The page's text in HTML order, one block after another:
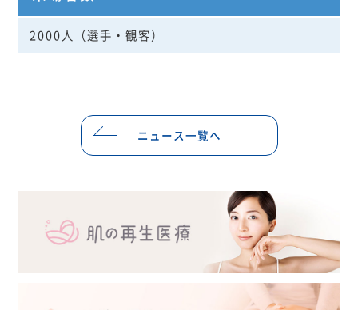
2000人（選手・観客）
ニュース一覧へ